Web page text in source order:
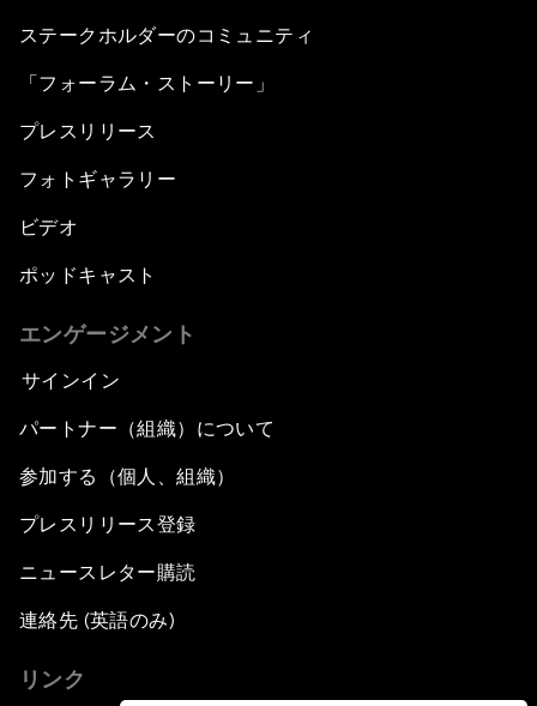
ステークホルダーのコミュニティ
「フォーラム・ストーリー」
プレスリリース
フォトギャラリー
ビデオ
ポッドキャスト
エンゲージメント
サインイン
パートナー（組織）について
参加する（個人、組織）
プレスリリース登録
ニュースレター購読
連絡先 (英語のみ)
リンク